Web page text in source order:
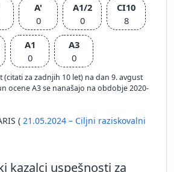
A'
0
A1/2
0
CI10
8
A1
0
A3
0
(citati za zadnjih 10 let) na dan 9. avgust
ocene A3 se nanašajo na obdobje 2020-
( 21.05.2024 – Ciljni raziskovalni
kazalci uspešnosti za